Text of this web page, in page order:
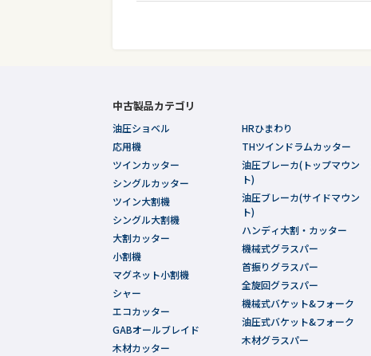
中古製品カテゴリ
油圧ショベル
応用機
ツインカッター
シングルカッター
ツイン大割機
シングル大割機
大割カッター
小割機
マグネット小割機
シャー
エコカッター
GABオールブレイド
木材カッター
HRひまわり
THツインドラムカッター
油圧ブレーカ(トップマウン
ト)
油圧ブレーカ(サイドマウン
ト)
ハンディ大割・カッター
機械式グラスパー
首振りグラスパー
全旋回グラスパー
機械式バケット&フォーク
油圧式バケット&フォーク
木材グラスパー